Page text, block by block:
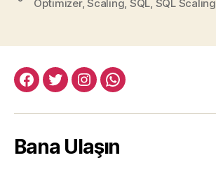
Optimizer,Scaling, SQL, SQL Scaling
facebook:halityesil
twitter:halityesil
instagram:halityesil
whatsapp:0545
82
Bana Ulaşın